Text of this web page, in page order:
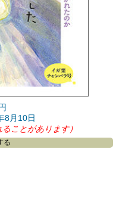
8月10日
ことがあります）
る